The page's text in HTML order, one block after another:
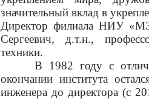
значительный вклад в
Директор филиала НИУ
Сергеевич, д.т.н.,
техники.
В 1982 году с
окончании института
инженера до директора (с